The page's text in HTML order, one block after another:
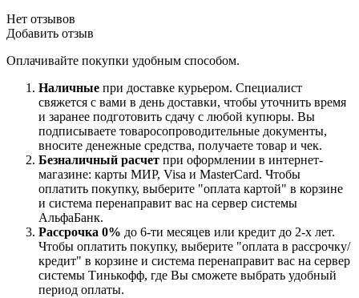
Нет отзывов
Добавить отзыв
Оплачивайте покупки удобным способом.
Наличные при доставке курьером. Специалист
свяжется с вами в день доставки, чтобы уточнить время
и заранее подготовить сдачу с любой купюры. Вы
подписываете товаросопроводительные документы,
вносите денежные средства, получаете товар и чек.
Безналичный расчет при оформлении в интернет-
магазине: карты МИР, Visa и MasterCard. Чтобы
оплатить покупку, выберите "оплата картой" в корзине
и система перенаправит вас на сервер системы
АльфаБанк.
Рассрочка 0% до 6-ти месяцев или кредит до 2-х лет.
Чтобы оплатить покупку, выберите "оплата в рассрочку/
кредит" в корзине и система перенаправит вас на сервер
системы Тинькофф, где Вы сможете выбрать удобный
период оплаты.